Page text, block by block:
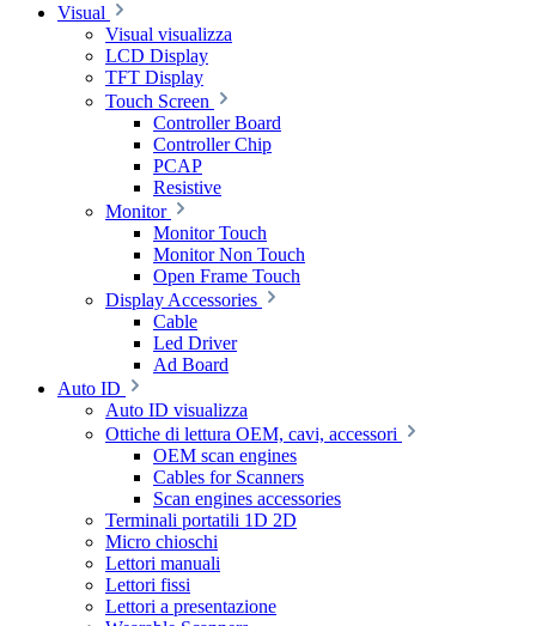
Visual
Visual visualizza
LCD Display
TFT Display
Touch Screen
Controller Board
Controller Chip
PCAP
Resistive
Monitor
Monitor Touch
Monitor Non Touch
Open Frame Touch
Display Accessories
Cable
Led Driver
Ad Board
Auto ID
Auto ID visualizza
Ottiche di lettura OEM, cavi, accessori
OEM scan engines
Cables for Scanners
Scan engines accessories
Terminali portatili 1D 2D
Micro chioschi
Lettori manuali
Lettori fissi
Lettori a presentazione